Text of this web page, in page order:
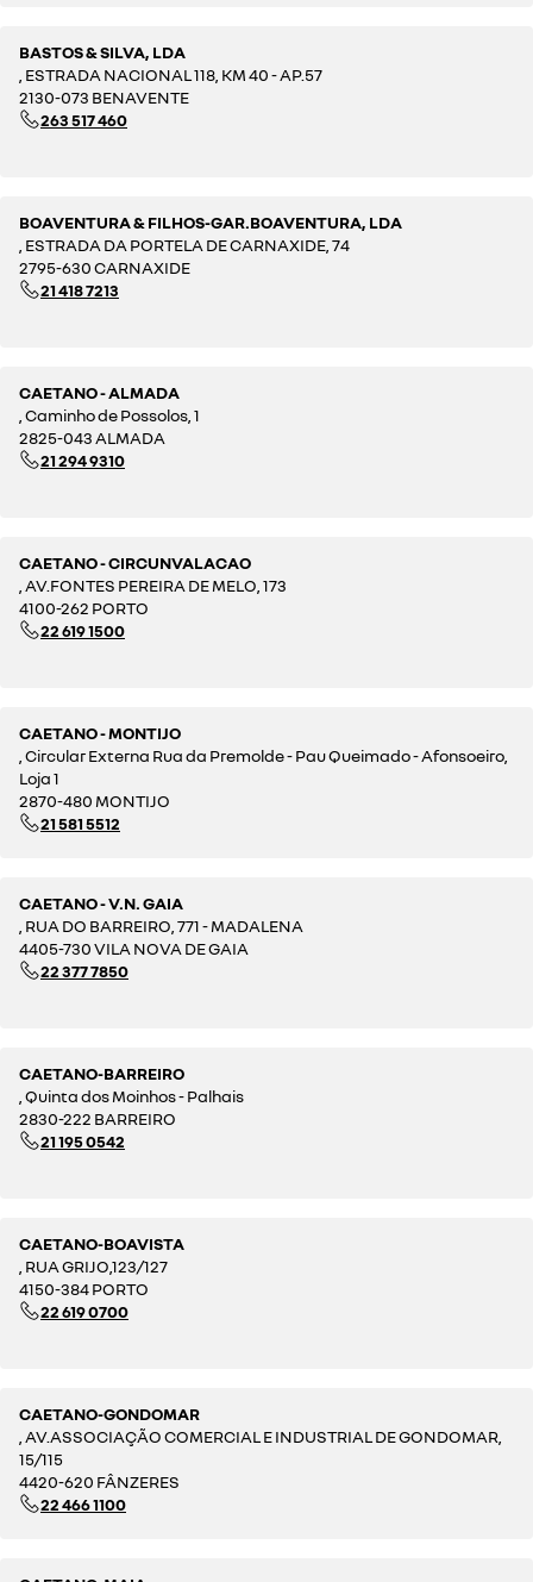
BASTOS & SILVA, LDA
, ESTRADA NACIONAL 118, KM 40 - AP.57
2130-073 BENAVENTE
263 517 460
BOAVENTURA & FILHOS-GAR.BOAVENTURA, LDA
, ESTRADA DA PORTELA DE CARNAXIDE, 74
2795-630 CARNAXIDE
21 418 7213
CAETANO - ALMADA
, Caminho de Possolos, 1
2825-043 ALMADA
21 294 9310
CAETANO - CIRCUNVALACAO
, AV.FONTES PEREIRA DE MELO, 173
4100-262 PORTO
22 619 1500
CAETANO - MONTIJO
, Circular Externa Rua da Premolde - Pau Queimado - Afonsoeiro,
Loja 1
2870-480 MONTIJO
21 581 5512
CAETANO - V.N. GAIA
, RUA DO BARREIRO, 771 - MADALENA
4405-730 VILA NOVA DE GAIA
22 377 7850
CAETANO-BARREIRO
, Quinta dos Moinhos - Palhais
2830-222 BARREIRO
21 195 0542
CAETANO-BOAVISTA
, RUA GRIJO,123/127
4150-384 PORTO
22 619 0700
CAETANO-GONDOMAR
, AV.ASSOCIAÇÃO COMERCIAL E INDUSTRIAL DE GONDOMAR,
15/115
4420-620 FÂNZERES
22 466 1100